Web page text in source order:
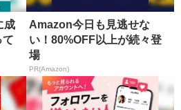
成
て
Amazon今日も見逃せな
い！80%OFF以上が続々登
場
PR(Amazon)